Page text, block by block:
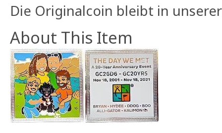
Die Originalcoin bleibt in
About This Item